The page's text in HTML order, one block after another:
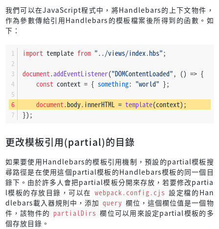
我們可以在JavaScript程式中，將Handlebars的上下文物件，
作為參數傳給引用Handlebars的模板檔案後所得到的函數。如
下：
import template from "../views/index.hbs";
document.addEventListener("DOMContentLoaded", () => {
const context = { something: "world" };
document.body. innerHTML = template(context);
});
更改模板引用(partial)的目錄
如果要使用Handlebars的模板引用機制，預設的partial模板搜
尋路徑是在使用這個partial模板的Handlebars模板的同一個目
錄下。由於許多人會把partial模板分開來存放，若要修改partia
l模板的存放目錄，可以在 webpack.config.cjs 設定檔的Han
dlebars載入器規則中，添加 query 欄位，這個欄位值是一個物
件，該物件的 partialDirs 欄位可以用來設定partial模板的多
個存放目錄。